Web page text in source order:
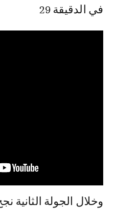
في الدقيقة 29
وخلال الجولة